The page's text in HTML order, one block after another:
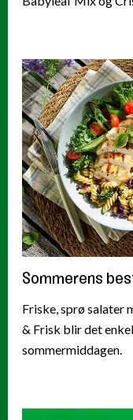
Sommerens
Friske, sprø salater
& Frisk blir det
sommermiddagen.